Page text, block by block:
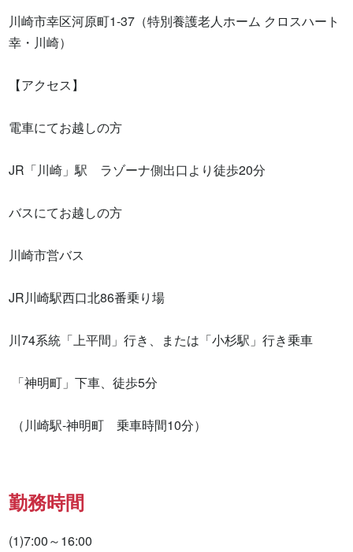
川崎市幸区河原町1-37（特別養護老人ホーム クロスハート
幸・川崎）
【アクセス】
電車にてお越しの方
JR「川崎」駅　ラゾーナ側出口より徒歩20分
バスにてお越しの方
川崎市営バス
JR川崎駅西口北86番乗り場
川74系統「上平間」行き、または「小杉駅」行き乗車
（川崎駅-神明町　乗車時間10分）
勤務時間
(1)7:00～16:00